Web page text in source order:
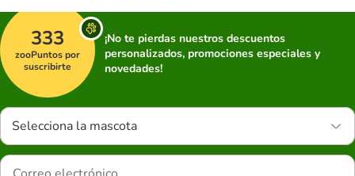
333
zooPuntos por
suscribirte
¡No te pierdas nuestros descuentos
personalizados, promociones especiales y
novedades!
Selecciona la mascota